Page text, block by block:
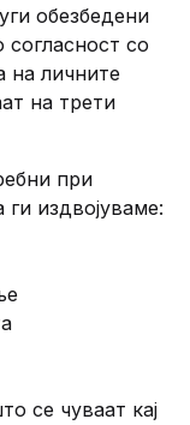
обезбедени
со
на личните
на трети
при
ги издвојуваме:
се чуваат кај